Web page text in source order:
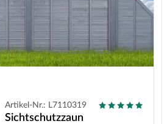
Artikel-Nr.: L7110319
Sichtschutzzaun